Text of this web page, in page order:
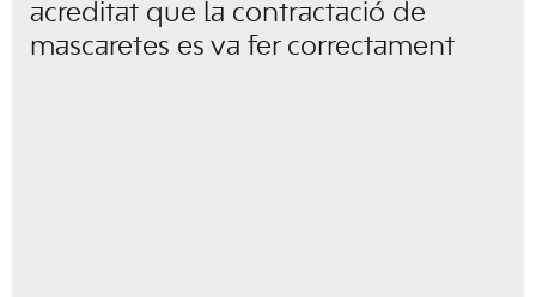
acreditat que la contractació de
mascaretes es va fer correctament